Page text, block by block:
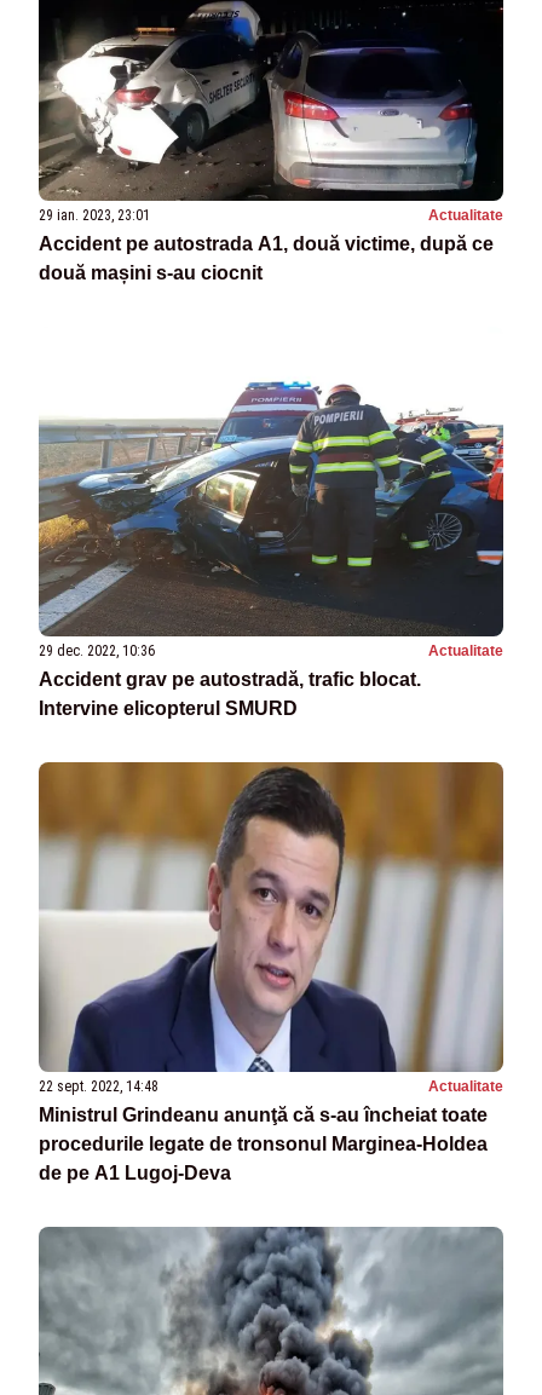
29 ian. 2023, 23:01 Actualitate
Accident pe autostrada A1, două victime, după ce
două mașini s-au ciocnit
29 dec. 2022, 10:36 Actualitate
Accident grav pe autostradă, trafic blocat.
Intervine elicopterul SMURD
22 sept. 2022, 14:48 Actualitate
Ministrul Grindeanu anunţă că s-au încheiat toate
procedurile legate de tronsonul Marginea-Holdea
de pe A1 Lugoj-Deva